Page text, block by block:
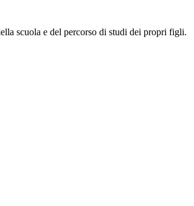
scuola e del percorso di studi dei propri figli.